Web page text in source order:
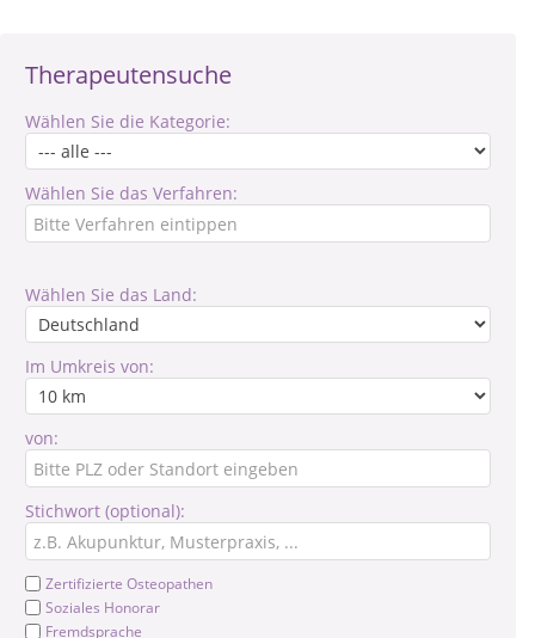
Therapeutensuche
Wählen Sie die Kategorie:
Wählen Sie das Verfahren:
Wählen Sie das Land:
Im Umkreis von:
von:
Stichwort (optional):
Zertifizierte Osteopathen
Soziales Honorar
Fremdsprache